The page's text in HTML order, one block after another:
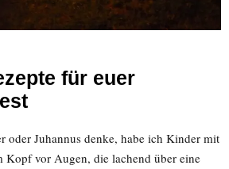
für euer
oder Juhannus denke, habe ich Kinder mit
Kopf vor Augen, die lachend über eine